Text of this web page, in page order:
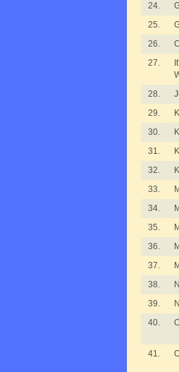
24.
25.
26.
27.
28.
29.
30.
31.
32.
33.
34.
35.
36.
37.
38.
39.
40.
41.